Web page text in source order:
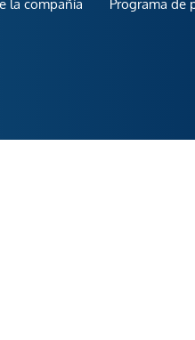
la compañía Programa de